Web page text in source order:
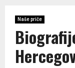
Naše priče